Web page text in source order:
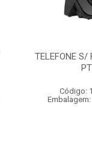
TELEFONE S/
PT
Código:
Embalagem: